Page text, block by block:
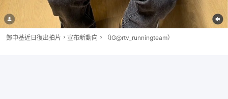
鄭中基近日復出拍片，宣布新動向。（IG@rtv_runningteam）